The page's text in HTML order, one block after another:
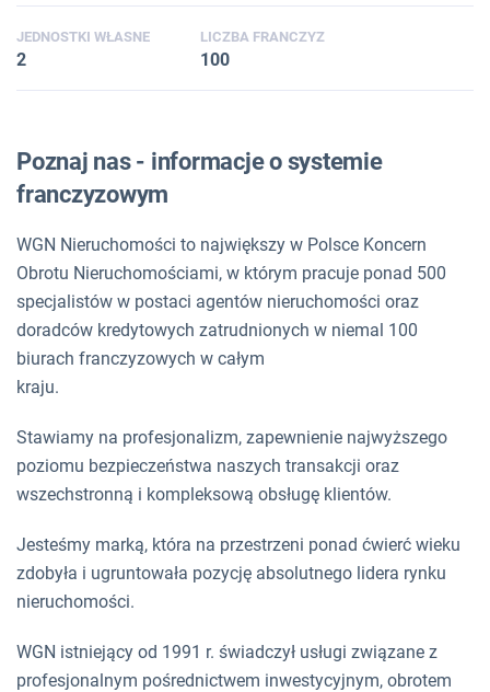
JEDNOSTKI WŁASNE
2
LICZBA FRANCZYZ
100
Poznaj nas - informacje o systemie
franczyzowym
WGN Nieruchomości to największy w Polsce Koncern
Obrotu Nieruchomościami, w którym pracuje ponad 500
specjalistów w postaci agentów nieruchomości oraz
doradców kredytowych zatrudnionych w niemal 100
biurach franczyzowych w całym
kraju.
Stawiamy na profesjonalizm, zapewnienie najwyższego
poziomu bezpieczeństwa naszych transakcji oraz
wszechstronną i kompleksową obsługę klientów.
Jesteśmy marką, która na przestrzeni ponad ćwierć wieku
zdobyła i ugruntowała pozycję absolutnego lidera rynku
nieruchomości.
WGN istniejący od 1991 r. świadczył usługi związane z
profesjonalnym pośrednictwem inwestycyjnym, obrotem